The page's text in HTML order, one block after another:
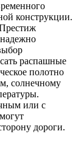
конструкции.
распашные
полотно
солнечному
или с
дороги.